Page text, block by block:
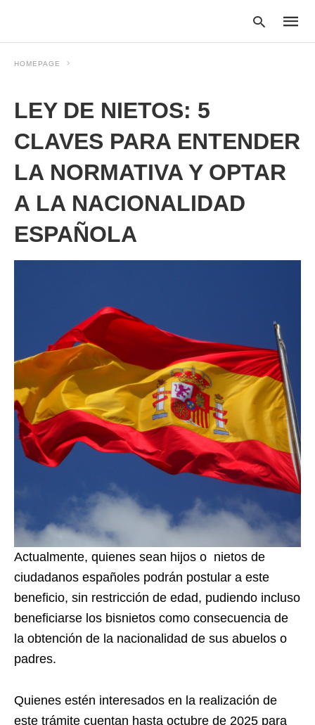
search
query
hit
enter:
HOMEPAGE
LEY DE NIETOS: 5
CLAVES PARA ENTENDER
LA NORMATIVA Y OPTAR
A LA NACIONALIDAD
ESPAÑOLA
Actualmente, quienes sean hijos o nietos de
ciudadanos españoles podrán postular a este
beneficio, sin restricción de edad, pudiendo incluso
beneficiarse los bisnietos como consecuencia de
la obtención de la nacionalidad de sus abuelos o
padres.
Quienes estén interesados en la realización de
este trámite cuentan hasta octubre de 2025 para